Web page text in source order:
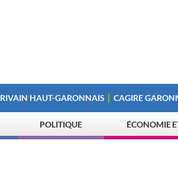
HAUT-GARONNAIS CAGIRE
POLITIQUE ÉCONOMIE